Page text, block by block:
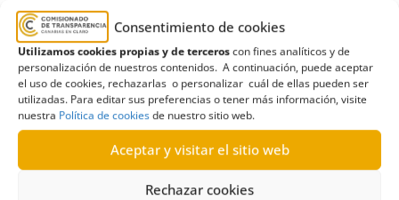
Consentimiento de cookies
Utilizamos cookies propias y de terceroscon fines analíticos y de
personalización de nuestros contenidos. A continuación, puede aceptar
el uso de cookies, rechazarlas o personalizar cuál de ellas pueden ser
utilizadas. Para editar sus preferencias o tener más información, visite
nuestra Política de cookiesde nuestro sitio web.
Aceptar y visitar el sitio web
Rechazar cookies